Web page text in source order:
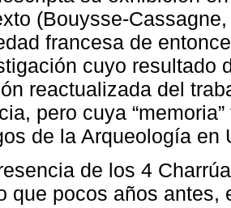
(Bouysse-
francesa de
cuyo resultado
reactualizada del
pero cuya
de la Arqueología en
de los 4
que pocos años antes,